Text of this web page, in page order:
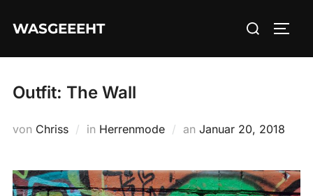
InhaltWASGEEEHT
Suchen
Outfit: The Wall
von Chriss in Herrenmode an Veröffentlicht
Januar 20, 2018